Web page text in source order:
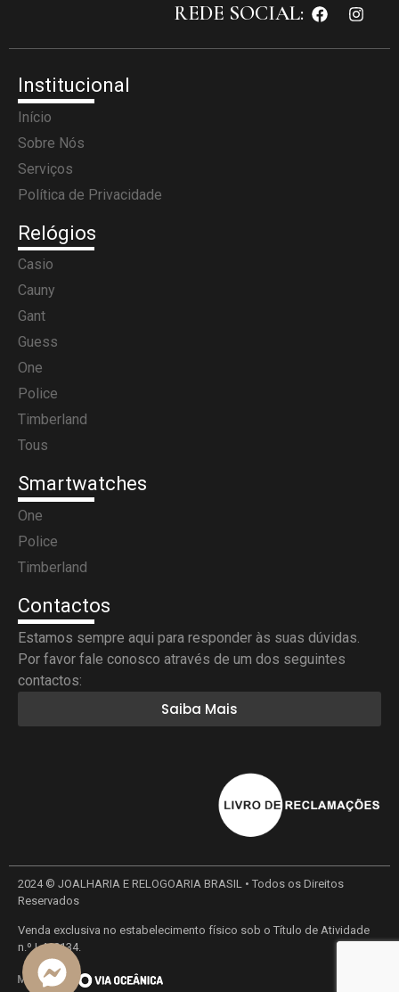
REDE SOCIAL:
Institucional
Início
Sobre Nós
Serviços
Política de Privacidade
Relógios
Casio
Cauny
Gant
Guess
One
Police
Timberland
Tous
Smartwatches
One
Police
Timberland
Contactos
Estamos sempre aqui para responder às suas dúvidas.
Por favor fale conosco através de um dos seguintes
contactos:
Saiba Mais
2024 © JOALHARIA E RELOGOARIA BRASIL • Todos os Direitos
Reservados
Venda exclusiva no estabelecimento físico sob o Título de Atividade
n.º L410134.